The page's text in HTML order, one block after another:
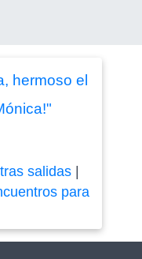
hermoso el
salidas|
para